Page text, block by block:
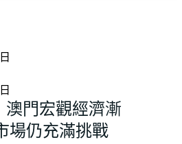
澳門宏觀經濟漸
場仍充滿挑戰